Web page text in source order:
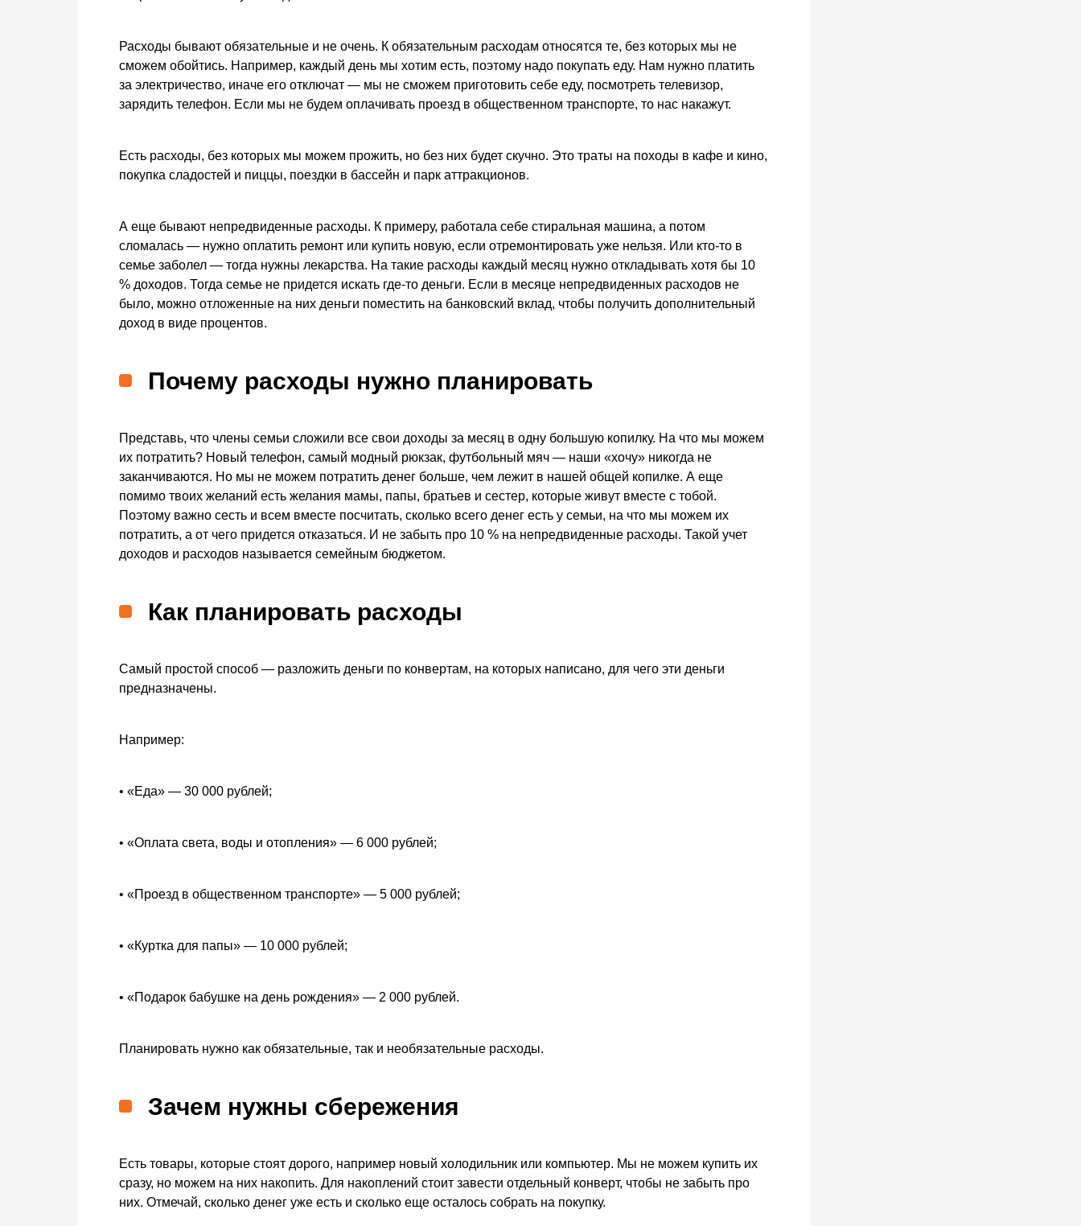
Расходы бывают обязательные и не очень. К обязательным расходам относятся те, без которых мы не
сможем обойтись. Например, каждый день мы хотим есть, поэтому надо покупать еду. Нам нужно платить
за электричество, иначе его отключат — мы не сможем приготовить себе еду, посмотреть телевизор,
зарядить телефон. Если мы не будем оплачивать проезд в общественном транспорте, то нас накажут.
Есть расходы, без которых мы можем прожить, но без них будет скучно. Это траты на походы в кафе и кино,
покупка сладостей и пиццы, поездки в бассейн и парк аттракционов.
А еще бывают непредвиденные расходы. К примеру, работала себе стиральная машина, а потом
сломалась — нужно оплатить ремонт или купить новую, если отремонтировать уже нельзя. Или кто-то в
семье заболел — тогда нужны лекарства. На такие расходы каждый месяц нужно откладывать хотя бы 10
% доходов. Тогда семье не придется искать где-то деньги. Если в месяце непредвиденных расходов не
было, можно отложенные на них деньги поместить на банковский вклад, чтобы получить дополнительный
доход в виде процентов.
Почему расходы нужно планировать
Представь, что члены семьи сложили все свои доходы за месяц в одну большую копилку. На что мы можем
их потратить? Новый телефон, самый модный рюкзак, футбольный мяч — наши «хочу» никогда не
заканчиваются. Но мы не можем потратить денег больше, чем лежит в нашей общей копилке. А еще
помимо твоих желаний есть желания мамы, папы, братьев и сестер, которые живут вместе с тобой.
Поэтому важно сесть и всем вместе посчитать, сколько всего денег есть у семьи, на что мы можем их
потратить, а от чего придется отказаться. И не забыть про 10 % на непредвиденные расходы. Такой учет
доходов и расходов называется семейным бюджетом.
Как планировать расходы
Самый простой способ — разложить деньги по конвертам, на которых написано, для чего эти деньги
предназначены.
Например:
• «Еда» — 30 000 рублей;
• «Оплата света, воды и отопления» — 6 000 рублей;
• «Проезд в общественном транспорте» — 5 000 рублей;
• «Куртка для папы» — 10 000 рублей;
• «Подарок бабушке на день рождения» — 2 000 рублей.
Планировать нужно как обязательные, так и необязательные расходы.
Зачем нужны сбережения
Есть товары, которые стоят дорого, например новый холодильник или компьютер. Мы не можем купить их
сразу, но можем на них накопить. Для накоплений стоит завести отдельный конверт, чтобы не забыть про
них. Отмечай, сколько денег уже есть и сколько еще осталось собрать на покупку.